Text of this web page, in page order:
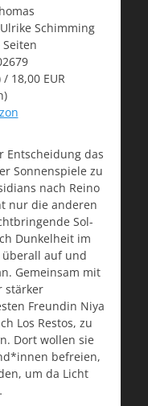
Schimming
Seiten
/ 18,00 EUR
Entscheidung das
Sonnenspiele zu
nach Reino
nur die anderen
Sol-
Dunkelheit im
überall auf und
Gemeinsam mit
stärker
Freundin Niya
Los Restos, zu
Dort wollen sie
befreien,
um da Licht